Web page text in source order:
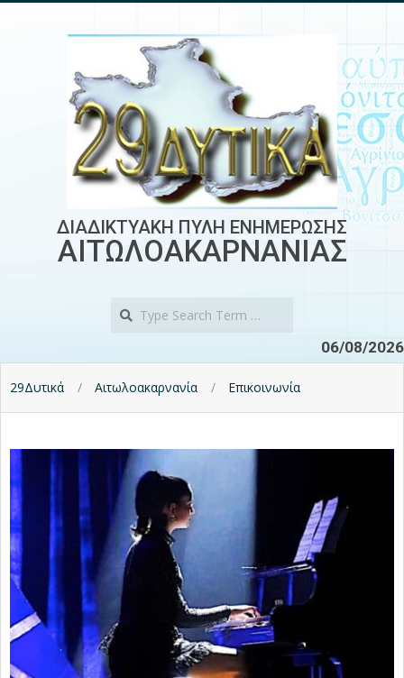
ΔΙΑΔΙΚΤΥΑΚΗ ΠΥΛΗ ΕΝΗΜΕΡΩΣΗΣ
ΑΙΤΩΛΟΑΚΑΡΝΑΝΙΑΣ
06/08/2026
29Δυτικά Αιτωλοακαρνανία Επικοινωνία